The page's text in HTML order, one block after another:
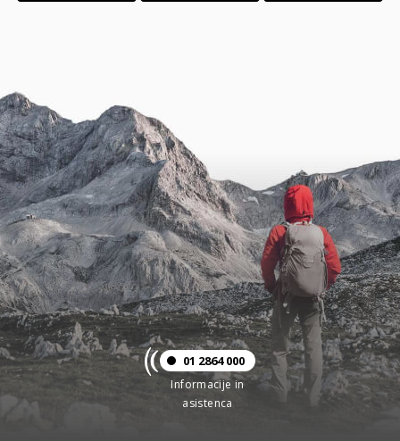
01 2864 000
Informacije in
asistenca